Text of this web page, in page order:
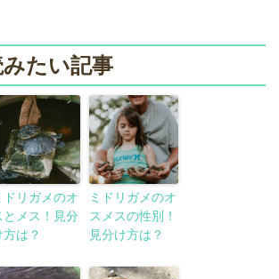
たい記事
ドリガメのオ
とメス！見分
方は？
ミドリガメのオ
スメスの性別！
見分け方は？